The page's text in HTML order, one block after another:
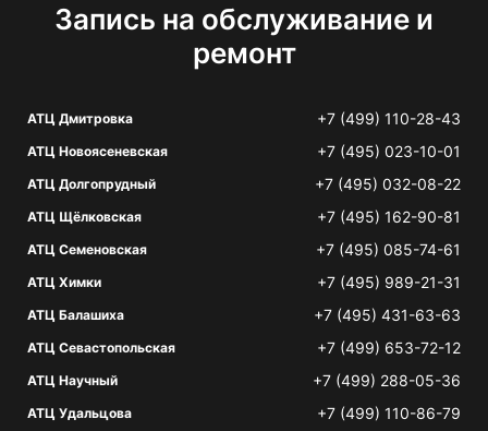
Запись на обслуживание и
ремонт
АТЦ Дмитровка +7 (499) 110-28-43
АТЦ Новоясеневская +7 (495) 023-10-01
АТЦ Долгопрудный +7 (495) 032-08-22
АТЦ Щёлковская +7 (495) 162-90-81
АТЦ Семеновская +7 (495) 085-74-61
АТЦ Химки +7 (495) 989-21-31
АТЦ Балашиха +7 (495) 431-63-63
АТЦ Севастопольская +7 (499) 653-72-12
АТЦ Научный +7 (499) 288-05-36
АТЦ Удальцова +7 (499) 110-86-79